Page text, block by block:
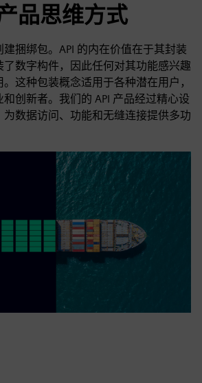
品思维方式
捆绑包。API 的内在价值在于其封装
数字构件，因此任何对其功能感兴趣
这种包装概念适用于各种潜在用户，
创新者。我们的 API 产品经过精心设
数据访问、功能和无缝连接提供多功